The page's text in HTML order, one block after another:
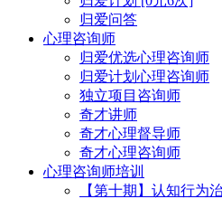
归爱问答
心理咨询师
归爱优选心理咨询师
归爱计划心理咨询师
独立项目咨询师
奇才讲师
奇才心理督导师
奇才心理咨询师
心理咨询师培训
【第十期】认知行为